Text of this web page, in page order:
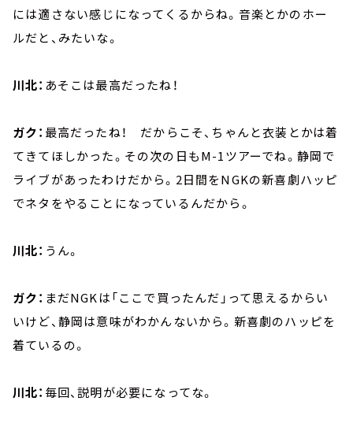
には適さない感じになってくるからね。音楽とかのホー
ルだと、みたいな。
川北： あそこは最高だったね！
ガク： 最高だったね！ だからこそ、ちゃんと衣装とかは着
てきてほしかった。その次の日もM-1ツアーでね。静岡で
ライブがあったわけだから。2日間をNGKの新喜劇ハッピ
でネタをやることになっているんだから。
川北： うん。
ガク： まだNGKは「ここで買ったんだ」って思えるからい
いけど、静岡は意味がわかんないから。新喜劇のハッピを
着ているの。
川北： 毎回、説明が必要になってな。